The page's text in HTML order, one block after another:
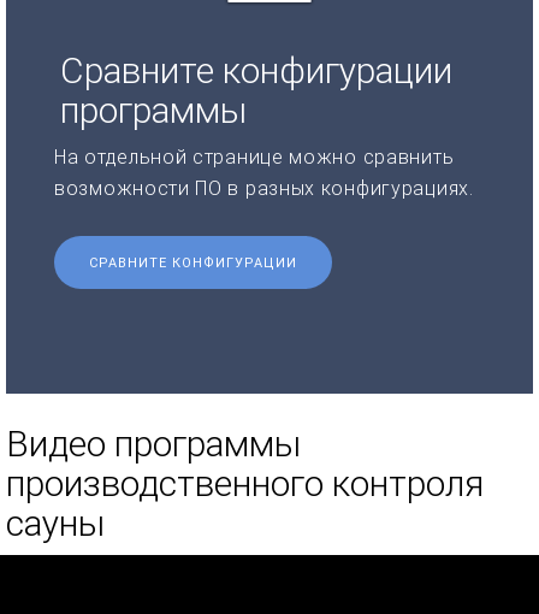
Сравните конфигурации
программы
На отдельной странице можно сравнить
возможности ПО в разных конфигурациях.
СРАВНИТЕ КОНФИГУРАЦИИ
Видео программы
производственного контроля
сауны